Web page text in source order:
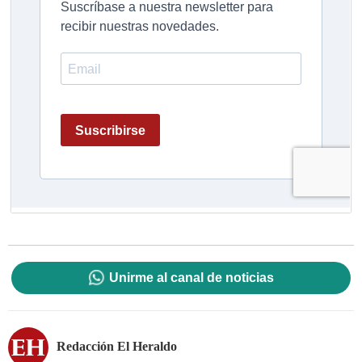
Unirme al canal de noticias
Redacción El Heraldo